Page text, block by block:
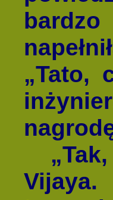
„Tato,
„Tak,
Vijaya.